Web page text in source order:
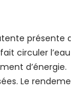
présente
circuler
d’énergie.
Le